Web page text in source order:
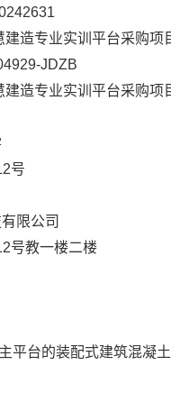
建造专业实训平台采购
JDZB
建造专业实训平台采购项
号
限公司
号教一楼二楼
平台的装配式建筑混凝